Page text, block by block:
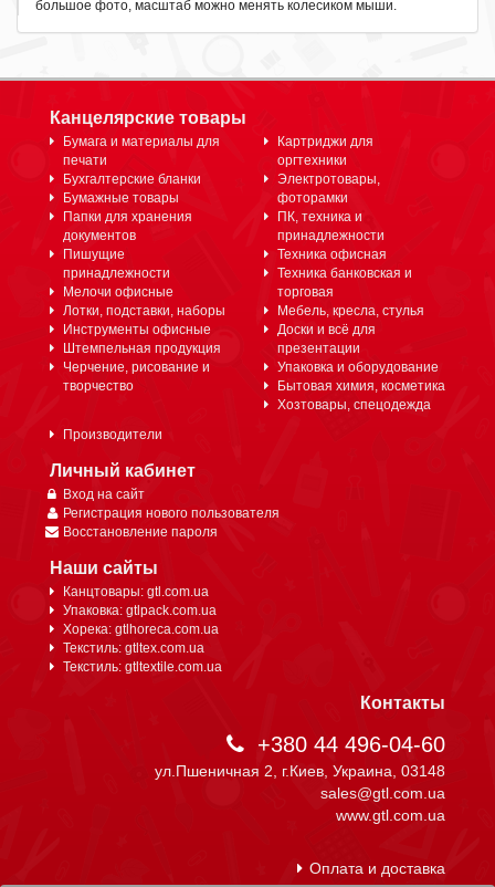
большое фото, масштаб можно менять колесиком мыши.
Канцелярские товары
Бумага и материалы для
печати
Бухгалтерские бланки
Бумажные товары
Папки для хранения
документов
Пишущие
принадлежности
Мелочи офисные
Лотки, подставки, наборы
Инструменты офисные
Штемпельная продукция
Черчение, рисование и
творчество
Картриджи для
оргтехники
Электротовары,
фоторамки
ПК, техника и
принадлежности
Техника офисная
Техника банковская и
торговая
Мебель, кресла, стулья
Доски и всё для
презентации
Упаковка и оборудование
Бытовая химия, косметика
Хозтовары, спецодежда
Производители
Личный кабинет
Вход на сайт
Регистрация нового пользователя
Восстановление пароля
Наши сайты
Канцтовары: gtl.com.ua
Упаковка: gtlpack.com.ua
Хорека: gtlhoreca.com.ua
Текстиль: gtltex.com.ua
Текстиль: gtltextile.com.ua
Контакты
+380 44 496-04-60
ул.Пшеничная 2, г.Киев, Украина, 03148
sales@gtl.com.ua
www.gtl.com.ua
Оплата и доставка